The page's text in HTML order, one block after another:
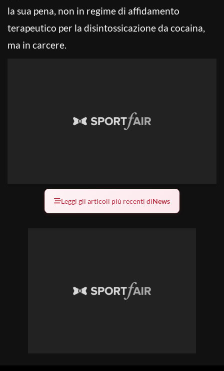
la sua pena, non in regime di affidamento
terapeutico per la disintossicazione da cocaina,
ma in carcere.
Leggi gli articoli più recenti diNews